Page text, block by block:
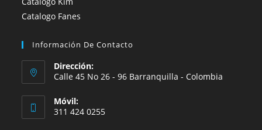
Catalogo Fanes
Información De Contacto
Dirección:
Calle 45 No 26 - 96 Barranquilla - Colombia
Móvil:
311 424 0255